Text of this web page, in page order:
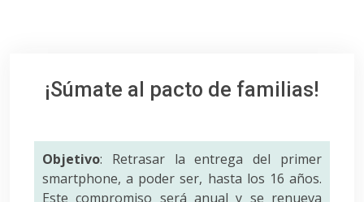
¡Súmate al pacto de familias!
Objetivo: Retrasar la entrega del primer
smartphone, a poder ser, hasta los 16 años.
Este compromiso será anual y se renueva